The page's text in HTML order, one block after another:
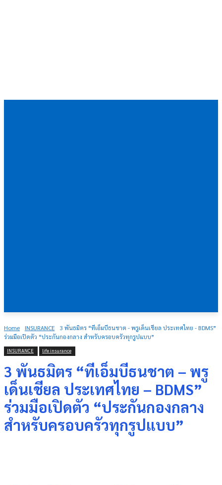
Home INSURANCE
3 พันธมิตร “ทีเอ็มบีธนชาต - พรูเด็นเชียล ประเทศไทย - BDMS”
ร่วมมือเปิดตัว “ประกันกองกลาง สำหรับครอบครัวทุกรูปแบบ”
INSURANCE life insurance
3 พันธมิตร “ทีเอ็มบีธนชาต – พรู
เด็นเชียล ประเทศไทย – BDMS”
ร่วมมือเปิดตัว “ประกันกองกลาง
สำหรับครอบครัวทุกรูปแบบ”